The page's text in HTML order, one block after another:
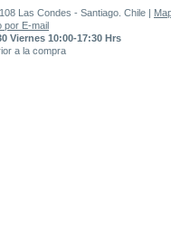
Las Condes - Santiago. Chile |
por E-mail
Viernes 10:00-17:30 Hrs
a la compra